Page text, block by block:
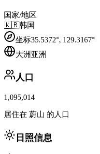
国家/地区
🇰🇷韩国
坐标35.5372°, 129.3167°
大洲 亚洲
人口
1,095,014
居住在 蔚山 的人口
日照信息